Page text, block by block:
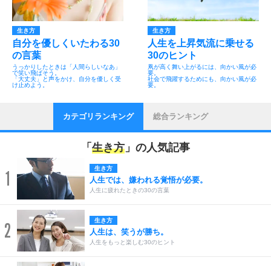
生き方
自分を優しくいたわる30
の言葉
うっかりしたときは「人間らしいなあ」
で笑い飛ばそう。
「大丈夫」と声をかけ、自分を優しく受
け止めよう。
生き方
人生を上昇気流に乗せる
30のヒント
凧が高く舞い上がるには、向かい風が必
要。
社会で飛躍するためにも、向かい風が必
要。
カテゴリランキング 総合ランキング
「 生き方 」の人気記事
1 生き方
人生では、嫌われる覚悟が必要。
人生に疲れたときの30の言葉
2 生き方
人生は、笑うが勝ち。
人生をもっと楽しむ30のヒント